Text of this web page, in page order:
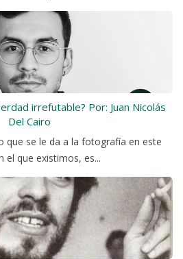
irrefutable? Por: Juan Nicolás
Del Cairo
que se le da a la fotografía en este
el que existimos, es...